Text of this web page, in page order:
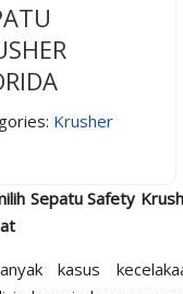
Krusher
Sepatu Safety
kasus